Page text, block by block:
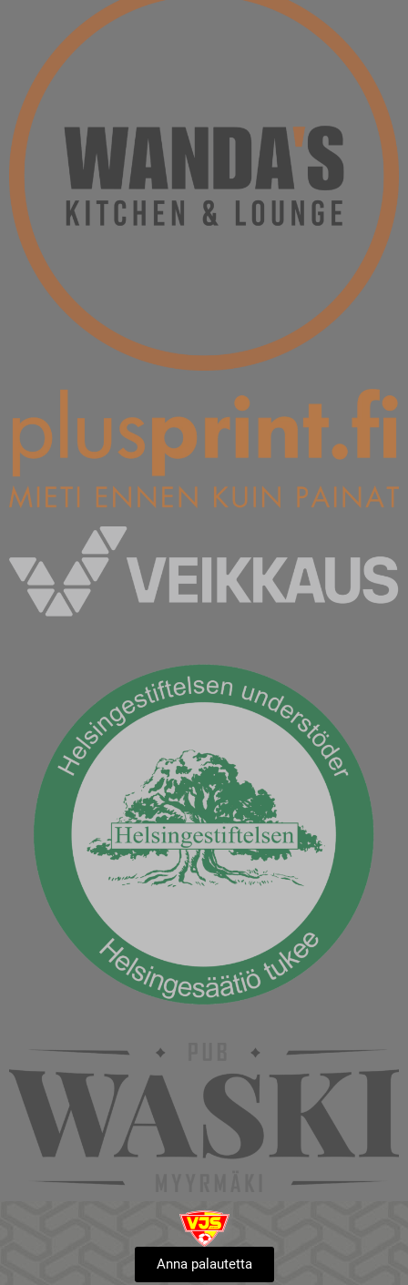
Anna palautetta